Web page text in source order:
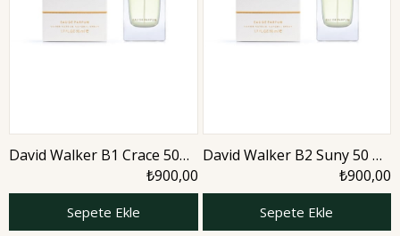
David Walker B1 Crace 50
ml Kadın Parfüm | Aromatic
₺900,00
Sepete Ekle
David Walker B2 Suny 50 ml
Kadın Parfüm | Aromatic
₺900,00
Sepete Ekle